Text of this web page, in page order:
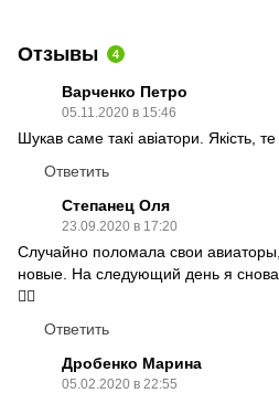
Отзывы 4
Варченко Петро
05.11.2020 в 15:46
Шукав саме такі авіатори. Якість,
Ответить
Степанец Оля
23.09.2020 в 17:20
Случайно поломала свои
новые. На следующий день я снова
👌🏻
Ответить
Дробенко Марина
05.02.2020 в 22:55